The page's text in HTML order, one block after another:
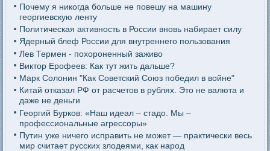
Почему я никогда больше не повешу на машину
георгиевскую ленту
Политическая активность в России вновь набирает силу
Ядерный блеф России для внутреннего пользования
Лев Термен - похороненный заживо
Виктор Ерофеев: Как тут жить дальше?
Марк Солонин "Как Советский Союз победил в войне"
Китай отказал РФ от расчетов в рублях. Это не валюта и
даже не деньги
Георгий Бурков: «Наш идеал – стадо. Мы –
профессиональные агрессоры»
Путин уже ничего исправить не может — практически весь
мир считает русских злодеями, как народ